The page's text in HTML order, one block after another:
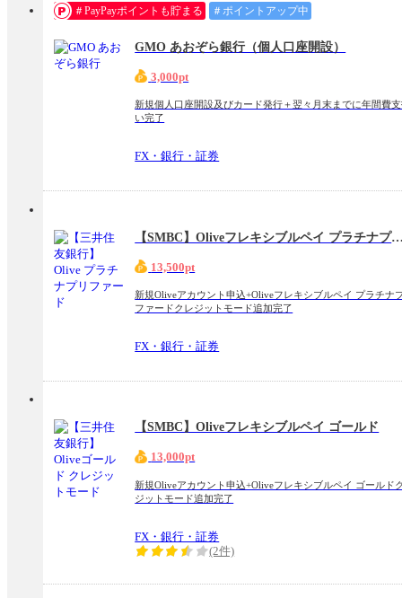
＃PayPayポイントも貯まる ＃ポイントアップ中
GMO あおぞら銀行（個人口座開設）
3,000pt
新規個人口座開設及びカード発行＋翌々月末までに年間費
い完了
FX・銀行・証券
【SMBC】Oliveフレキシブルペイ プラ
13,500pt
新規Oliveアカウント申込+Oliveフレキシブルペイ プラチナ
ファードクレジットモード追加完了
FX・銀行・証券
【SMBC】Oliveフレキシブルペイ ゴールド
13,000pt
新規Oliveアカウント申込+Oliveフレキシブルペイ ゴールド
ジットモード追加完了
FX・銀行・証券
(2件)